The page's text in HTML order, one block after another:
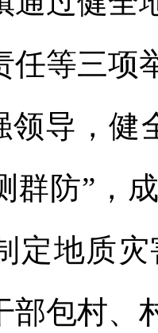
任等三项
领导，健
群防”，
定地质
部包村、